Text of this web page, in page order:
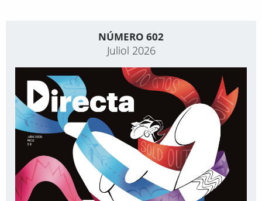
NÚMERO 602
Juliol 2026